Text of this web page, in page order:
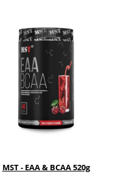
MST - EAA & BCAA 520g